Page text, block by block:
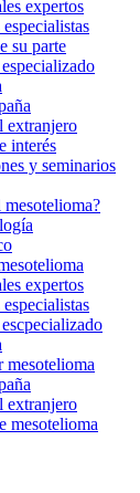
expertos
su parte
extranjero
interés
y seminarios
mesotelioma?
expertos
mesotelioma
extranjero
mesotelioma